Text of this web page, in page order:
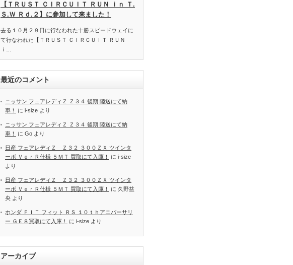
【ＴＲＵＳＴ ＣＩＲＣＵＩＴ ＲＵＮ ｉｎ Ｔ.
Ｓ.Ｗ Ｒｄ.２】に参加して来ました！
去る１０月２９日に行なわれた十勝スピードウェイに
て行なわれた【ＴＲＵＳＴ ＣＩＲＣＵＩＴ ＲＵＮ
ｉ…
最近のコメント
ニッサン フェアレディＺ Ｚ３４ 後期 陸送にて納
車！
に i-size より
ニッサン フェアレディＺ Ｚ３４ 後期 陸送にて納
車！
に Go より
日産 フェアレディＺ Ｚ３２ ３００ＺＸ ツインタ
ーボ ＶｅｒＲ仕様 ５ＭＴ 買取にて入庫！
に i-size
より
日産 フェアレディＺ Ｚ３２ ３００ＺＸ ツインタ
ーボ ＶｅｒＲ仕様 ５ＭＴ 買取にて入庫！
に 久野益
央 より
ホンダ ＦＩＴ フィット ＲＳ １０ｔｈアニバーサリ
ー ＧＥ８買取にて入庫！
に i-size より
アーカイブ